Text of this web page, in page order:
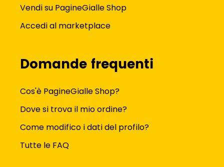
Vendi su PagineGialle Shop
Accedi al marketplace
Domande frequenti
Cos'è PagineGialle Shop?
Dove si trova il mio ordine?
Come modifico i dati del profilo?
Tutte le FAQ